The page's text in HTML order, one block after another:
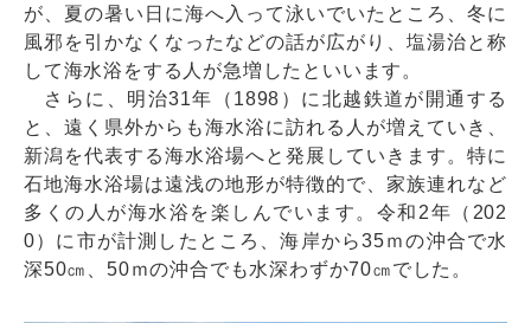
が、夏の暑い日に海へ入って泳いでいたところ、冬に
風邪を引かなくなったなどの話が広がり、塩湯治と称
して海水浴をする人が急増したといいます。
さらに、明治31年（1898）に北越鉄道が開通する
と、遠く県外からも海水浴に訪れる人が増えていき、
新潟を代表する海水浴場へと発展していきます。特に
石地海水浴場は遠浅の地形が特徴的で、家族連れなど
多くの人が海水浴を楽しんでいます。令和2年（202
0）に市が計測したところ、海岸から35ｍの沖合で水
深50㎝、50ｍの沖合でも水深わずか70㎝でした。